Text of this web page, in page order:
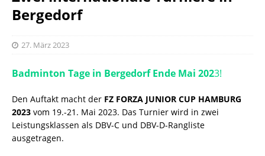
Bergedorf
27. März 2023
Badminton Tage in Bergedorf Ende Mai 2023!
Den Auftakt macht der FZ FORZA JUNIOR CUP HAMBURG
2023 vom 19.-21. Mai 2023. Das Turnier wird in zwei
Leistungsklassen als DBV-C und DBV-D-Rangliste
ausgetragen.